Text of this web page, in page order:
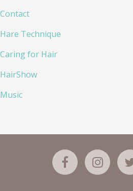
Contact
Hare Technique
Caring for Hair
HairShow
Music